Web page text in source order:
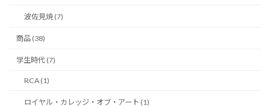
波佐見焼 (7)
商品 (38)
学生時代 (7)
RCA (1)
ロイヤル・カレッジ・オブ・アート (1)